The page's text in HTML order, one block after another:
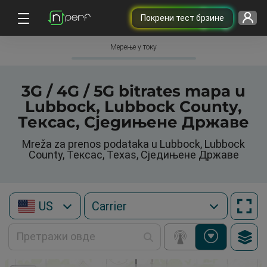
Покрени тест брзине
Мерење у току
3G / 4G / 5G bitrates mapa u
Lubbock, Lubbock County,
Тексас, Сједињене Државе
Mreža za prenos podataka u Lubbock, Lubbock
County, Тексас, Texas, Сједињене Државе
US